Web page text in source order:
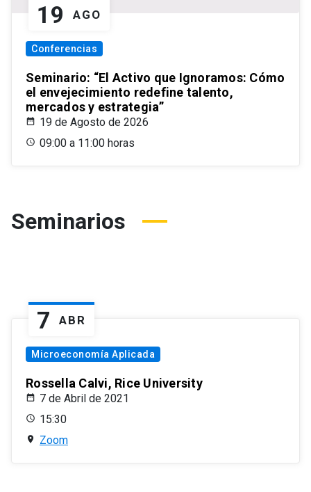
19 AGO
Conferencias
Seminario: “El Activo que Ignoramos: Cómo
el envejecimiento redefine talento,
mercados y estrategia”
19 de Agosto de 2026
09:00 a 11:00 horas
Seminarios
7 ABR
Microeconomía Aplicada
Rossella Calvi, Rice University
7 de Abril de 2021
15:30
Zoom